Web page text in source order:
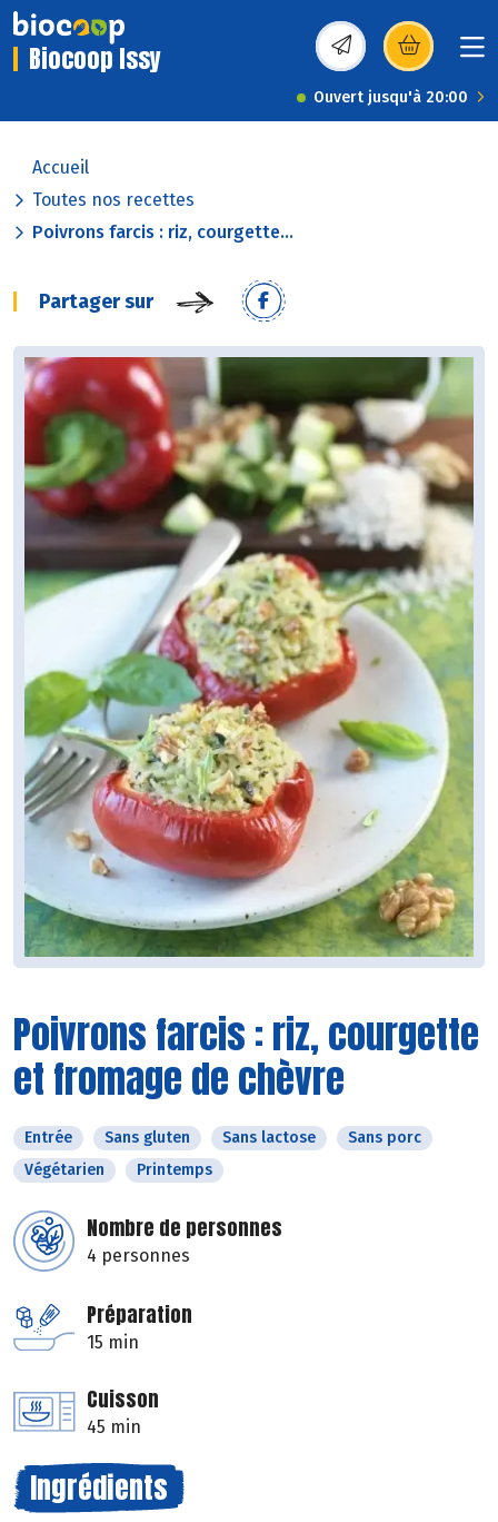
Biocoop Issy (s’ouvre dans une
Ouvert jusqu'à 20:00
Accueil
Toutes nos recettes
Poivrons farcis : riz, courgette...
Partager sur
Poivrons farcis : riz, courgette
et fromage de chèvre
Entrée Sans gluten Sans lactose
Sans porc
Végétarien
Printemps
Nombre de personnes
4 personnes
Préparation
15 min
Cuisson
45 min
Ingrédients